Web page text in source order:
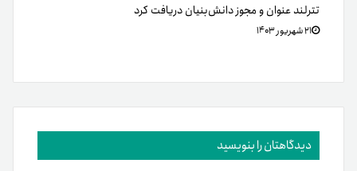
تترلند عنوان و مجوز دانش‌بنیان دریافت کرد
۲۱ شهریور ۱۴۰۳
دیدگاهتان را بنویسید